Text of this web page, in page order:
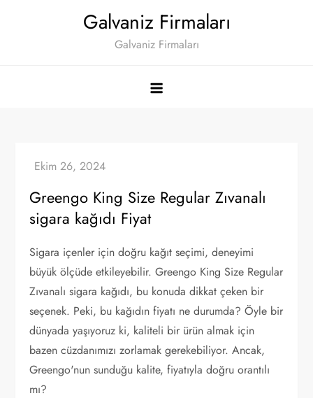
Galvaniz Firmaları
Galvaniz Firmaları
Greengo King Size Regular Zıvanalı
sigara kağıdı Fiyat
Sigara içenler için doğru kağıt seçimi, deneyimi
büyük ölçüde etkileyebilir. Greengo King Size Regular
Zıvanalı sigara kağıdı, bu konuda dikkat çeken bir
seçenek. Peki, bu kağıdın fiyatı ne durumda? Öyle bir
dünyada yaşıyoruz ki, kaliteli bir ürün almak için
bazen cüzdanımızı zorlamak gerekebiliyor. Ancak,
Greengo'nun sunduğu kalite, fiyatıyla doğru orantılı
mı?